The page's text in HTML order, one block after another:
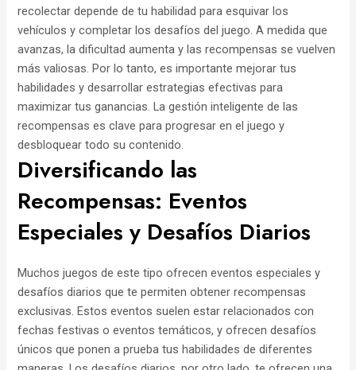
recolectar depende de tu habilidad para esquivar los
vehículos y completar los desafíos del juego. A medida que
avanzas, la dificultad aumenta y las recompensas se vuelven
más valiosas. Por lo tanto, es importante mejorar tus
habilidades y desarrollar estrategias efectivas para
maximizar tus ganancias. La gestión inteligente de las
recompensas es clave para progresar en el juego y
desbloquear todo su contenido.
Diversificando las
Recompensas: Eventos
Especiales y Desafíos Diarios
Muchos juegos de este tipo ofrecen eventos especiales y
desafíos diarios que te permiten obtener recompensas
exclusivas. Estos eventos suelen estar relacionados con
fechas festivas o eventos temáticos, y ofrecen desafíos
únicos que ponen a prueba tus habilidades de diferentes